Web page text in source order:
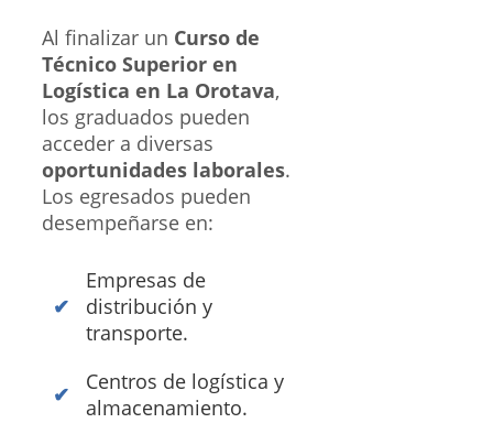
Al finalizar un Curso de
Técnico Superior en
Logística en La Orotava,
los graduados pueden
acceder a diversas
oportunidades laborales.
Los egresados pueden
desempeñarse en:
Empresas de
distribución y
transporte.
Centros de logística y
almacenamiento.